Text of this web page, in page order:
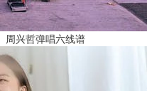
周兴哲弹唱六线谱